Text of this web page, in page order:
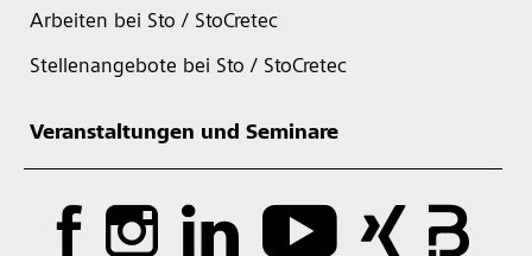
Arbeiten bei Sto / StoCretec
Stellenangebote bei Sto / StoCretec
Veranstaltungen und Seminare